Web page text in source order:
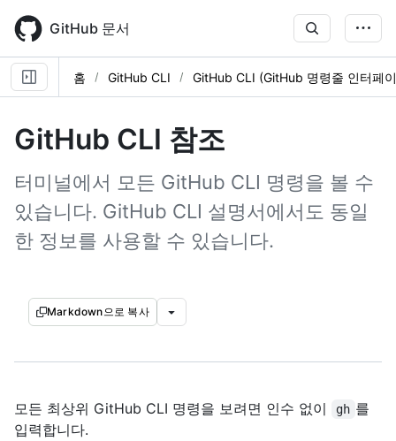
main
content
GitHub 문서
홈 GitHub CLI GitHub CLI (GitHub 명령줄 인터페
GitHub CLI 참조
터미널에서 모든 GitHub CLI 명령을 볼 수
있습니다. GitHub CLI 설명서에서도 동일
한 정보를 사용할 수 있습니다.
Markdown으로 복사
모든 최상위 GitHub CLI 명령을 보려면 인수 없이 gh 를
입력합니다.